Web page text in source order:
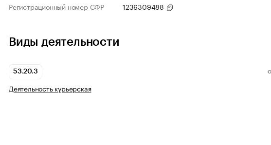
Регистрационный номер СФР 1236309488
Виды деятельности
53.20.3
Деятельность курьерская